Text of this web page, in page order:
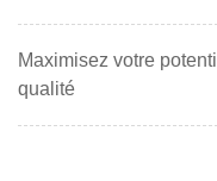
Maximisez votre
qualité